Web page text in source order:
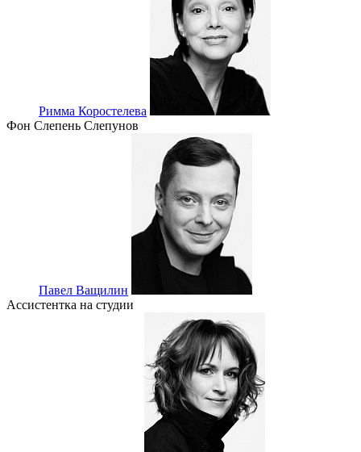
Римма Коростелева
Фон Слепень Слепунов
Павел Ващилин
Ассистентка на студии